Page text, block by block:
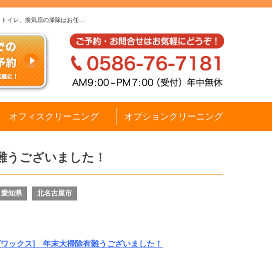
イレ、換気扇の掃除はお任…
オフィスクリーニング オプションクリーニング
ございました！
愛知県 北名古屋市
クス] 年末大掃除有難うございました！